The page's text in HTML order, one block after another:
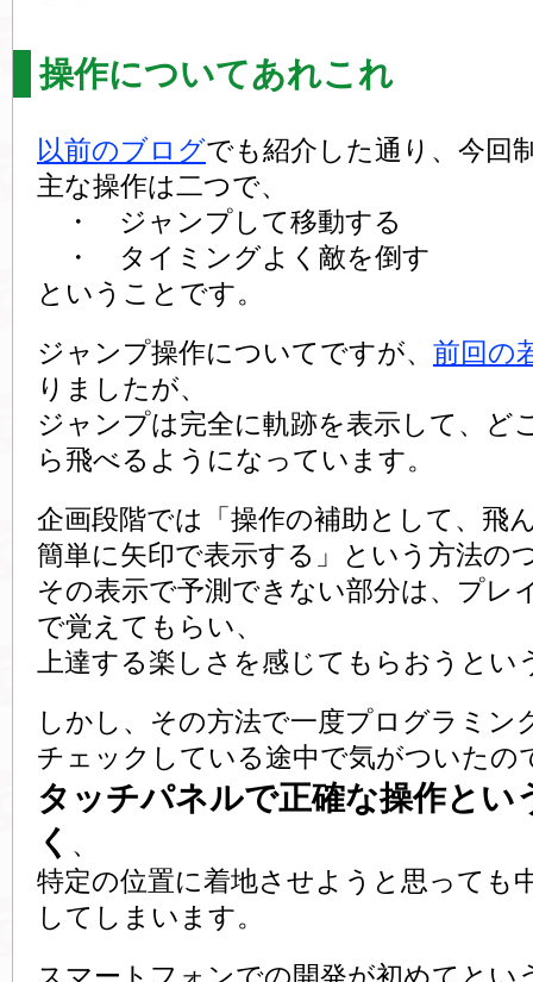
操作についてあれこれ
以前のブログでも紹介した通り、今回
主な操作は二つで、
・ ジャンプして移動する
・ タイミングよく敵を倒す
ということです。
ジャンプ操作についてですが、 前回の
りましたが、
ジャンプは完全に軌跡を表示して、ど
ら飛べるようになっています。
企画段階では「操作の補助として、飛
簡単に矢印で表示する」という方法の
その表示で予測できない部分は、プレ
で覚えてもらい、
上達する楽しさを感じてもらおうとい
しかし、その方法で一度プログラミン
チェックしている途中で気がついたの
タッチパネルで正確な操作とい
く 、
特定の位置に着地させようと思っても
してしまいます。